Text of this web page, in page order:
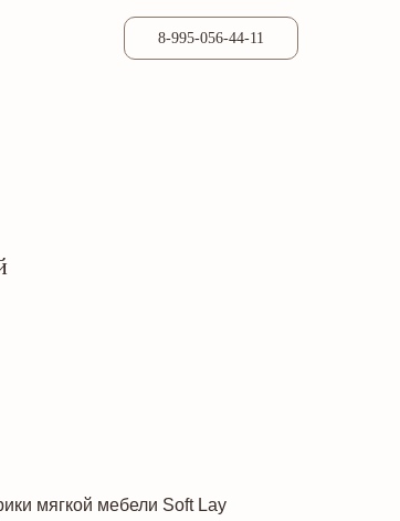
8-995-056-44-11
мягкой мебели Soft Lay